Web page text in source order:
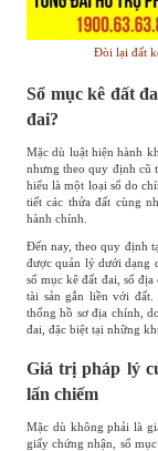
Đòi lại đất
Sổ mục kê đất
đai?
Mặc dù luật hiện hành
nhưng theo quy định cũ
hiểu là một loại sổ do
tiết các thửa đất cùng
hành chính.
Đến nay, theo quy định
được quản lý dưới dạng
sổ mục kê đất đai, sổ
tài sản gắn liền với
thống hồ sơ địa chính,
đai, đặc biệt tại những
Giá trị pháp lý
lấn chiếm
Mặc dù không phải là
giấy chứng nhận, sổ